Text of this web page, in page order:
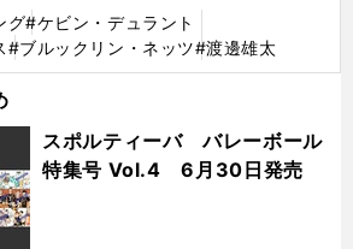
グ#ケビン・デュラント
#ブルックリン・ネッツ#渡邊雄太
スポルティーバ バレーボール
特集号 Vol.4 6月30日発売